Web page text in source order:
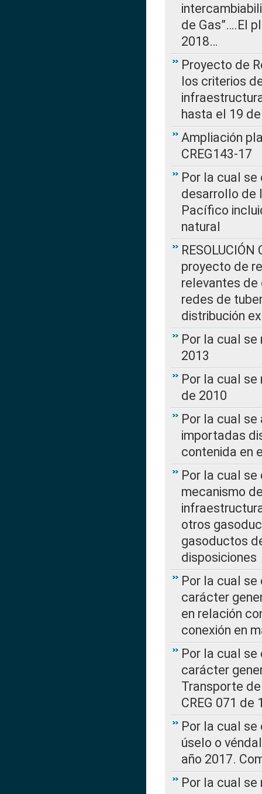
de Gas”….El
2018…
Proyecto de
los criterios
hasta el 19
Ampliación
CREG143-17
Por la cual
desarrollo de
Pacífico
natural
proyecto de
relevantes de
redes de
distribución
Por la cual se
2013
Por la cual se
de 2010
Por la cual
importadas
contenida en
Por la cual se
mecanismo
otros
gasoductos
disposiciones
Por la cual
carácter
en relación
conexión en
Por la cual
carácter
Transporte
CREG 071 de
Por la cual
úselo o
año 2017.
Por la cual se